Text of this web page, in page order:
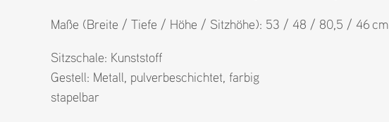
Maße (Breite / Tiefe / Höhe / Sitzhöhe): 53 / 48 / 80,5 / 46 cm
Sitzschale: Kunststoff
Gestell: Metall pulverbeschichtet farbig
stapelbar